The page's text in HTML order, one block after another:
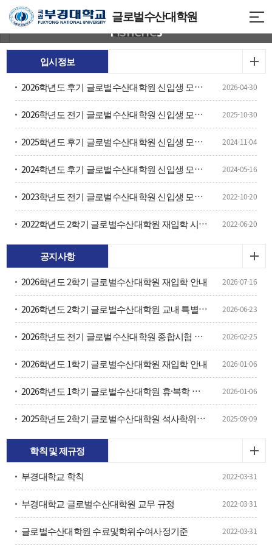
글로벌수산대학원
Graduate School of Global
Fisheries
Graduate School of Global
Fisheries
입시정보
2026학년도 후기 글로벌수산대학원 신입생 모집 안내
2026-04-30
2026학년도 전기 글로벌수산대학원 신입생 모집 안내 2025-10-30
2025학년도 후기 글로벌수산대학원 신입생 모집 안내 2024-11-04
2024학년도 후기 글로벌수산대학원 신입생 모집 안내 2024-05-16
2023학년도 전기 글로벌수산대학원 신입생 모집 안내 2022-10-20
2022학년도 2학기 글로벌수산대학원 재입학 시행 계획 2022-06-20
공지사항
2026학년도 2학기 글로벌수산대학원 재입학 안내
2026-07-16
2026학년도 2학기 글로벌수산대학원 교내 특별장학금 신청 안내 2026-06-23
2026학년도 전기 글로벌수산대학원 종합시험 공고 2026-02-25
2026학년도 1학기 글로벌수산대학원 재입학 안내 2026-01-06
2026학년도 1학기 글로벌수산대학원 휴·복학 안내 2026-01-06
2025학년도 2학기 글로벌수산대학원 석사학위청구논문 심사 계획 안내 2025-09-09
학칙 및 제규정
부경대학교 학칙
2022-03-31
부경대학교 글로벌수산대학원 교무 규정 2022-03-31
글로벌수산대학원 수료및학위수여사정기준 2022-03-31